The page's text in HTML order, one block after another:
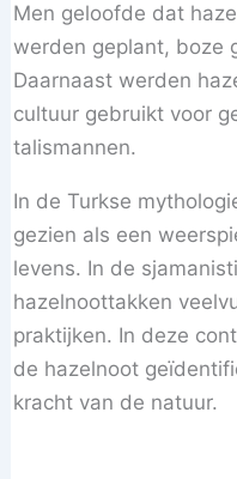
Men geloofde dat
werden geplant, boze
Daarnaast werden
cultuur gebruikt voor
talismannen.
In de Turkse
gezien als een
levens. In de
hazelnoottakken
praktijken. In deze
de hazelnoot
kracht van de natuur.